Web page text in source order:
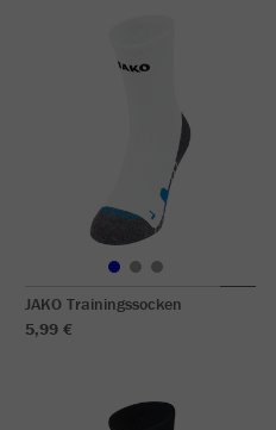
JAKO Trainingssocken
5,99 €